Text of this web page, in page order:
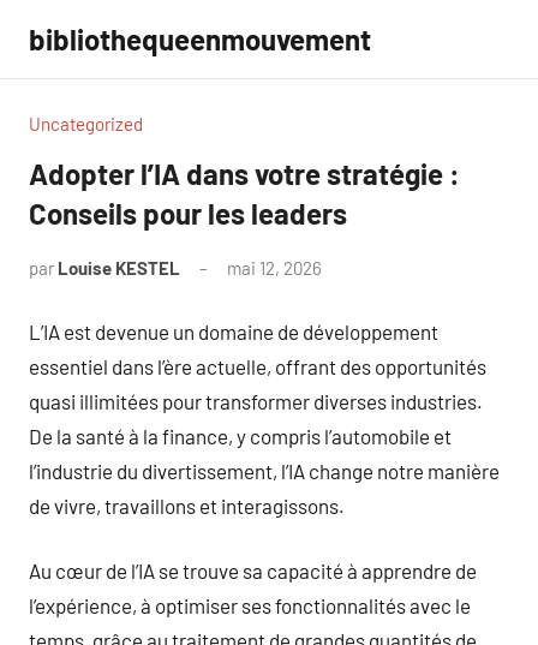
contenu
bibliothequeenmouvement
Uncategorized
Adopter l’IA dans votre stratégie :
Conseils pour les leaders
par Louise KESTEL mai 12, 2026
L’IA est devenue un domaine de développement
essentiel dans l’ère actuelle, offrant des opportunités
quasi illimitées pour transformer diverses industries.
De la santé à la finance, y compris l’automobile et
l’industrie du divertissement, l’IA change notre manière
de vivre, travaillons et interagissons.
Au cœur de l’IA se trouve sa capacité à apprendre de
l’expérience, à optimiser ses fonctionnalités avec le
temps, grâce au traitement de grandes quantités de